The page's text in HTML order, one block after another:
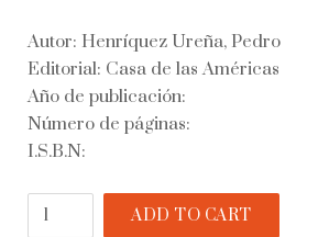
Autor: Henríquez Ureña, Pedro
Editorial: Casa de las Américas
Año de publicación:
Número de páginas:
I.S.B.N:
Selección
ADD TO CART